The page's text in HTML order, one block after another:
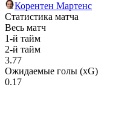
Корентен Мартенс
Статистика матча
Весь матч
1-й тайм
2-й тайм
3.77
Ожидаемые голы (xG)
0.17